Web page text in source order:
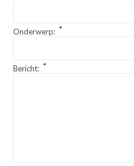
Onderwerp: *
Bericht: *